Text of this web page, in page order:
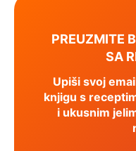
PREUZMITE
SA
Upiši svoj
knjigu s
i ukusnim